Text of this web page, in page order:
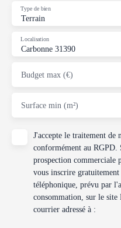
Terrain
Type de bien
Carbonne 31390
Localisation
Budget max (€)
Surface min (m²)
J'accepte le traitement de
conformément au RGPD.
prospection commerciale
vous inscrire
téléphonique, prévu par
consommation, sur le
courrier adressé à :